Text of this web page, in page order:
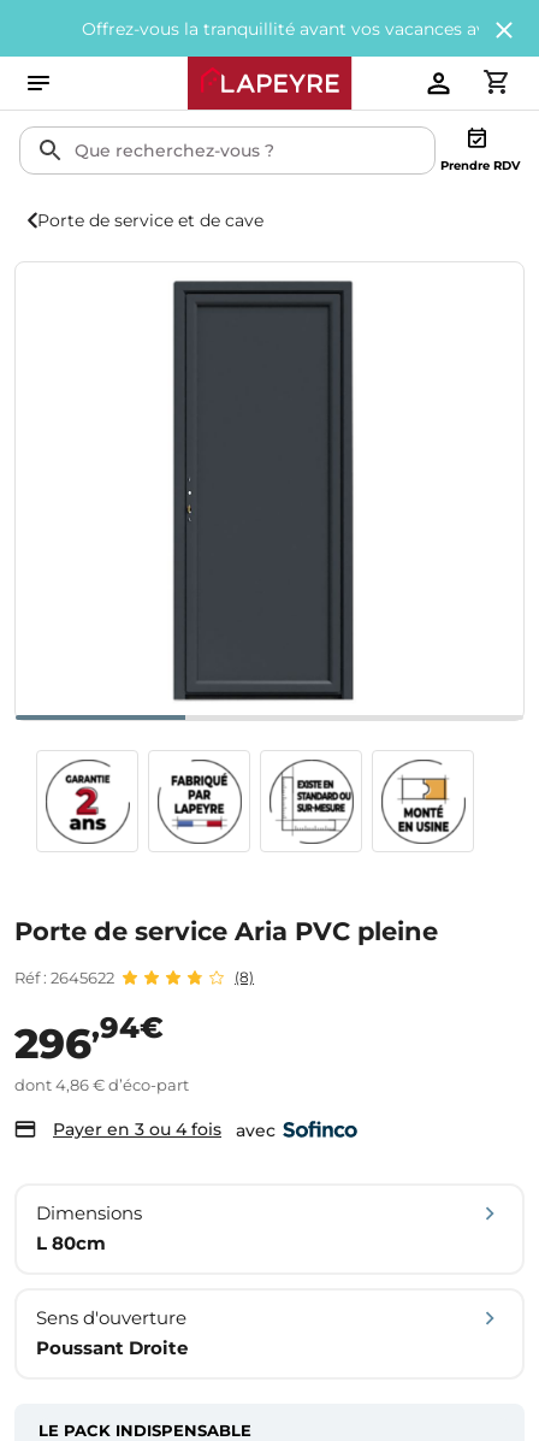
Offrez-vous la tranquillité avant vos vacances avec200€ offerts
Prendre RDV
Porte de service et de cave
Porte de service Aria PVC pleine
Réf : 2645622 (8)
296,94€
dont 4,86 € d’éco-part
Payer en 3 ou 4 fois avec
Dimensions
L 80cm
Sens d'ouverture
Poussant Droite
LE PACK INDISPENSABLE